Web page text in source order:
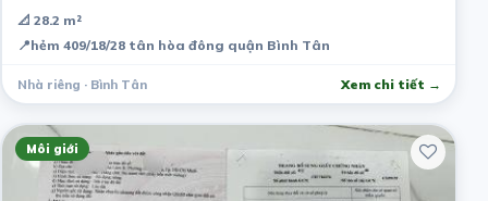
📐 28.2 m²
📍hẻm 409/18/28 tân hòa đông quận Bình Tân
Nhà riêng · Bình Tân Xem chi tiết →
Môi giới